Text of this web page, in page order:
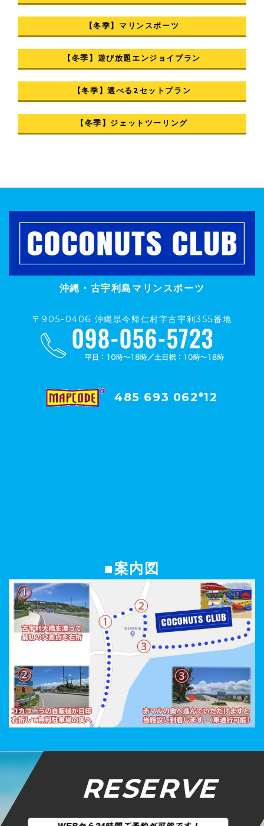
【冬季】マリンスポーツ
【冬季】遊び放題エンジョイプラン
【冬季】選べる2セットプラン
【冬季】ジェットツーリング
沖縄・古宇利島マリンスポーツ
〒905-0406 沖縄県今帰仁村字古宇利355番地
485 693 062*12
■案内図
RESERVE